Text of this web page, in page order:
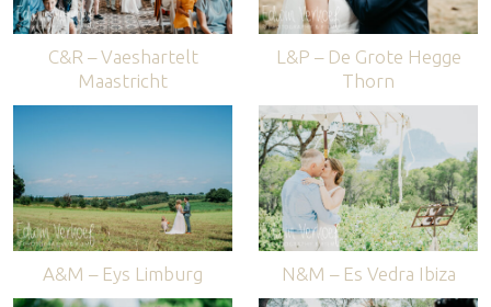
C&R – Vaeshartelt
Maastricht
L&P – De Grote Hegge
Thorn
A&M – Eys Limburg N&M – Es Vedra Ibiza